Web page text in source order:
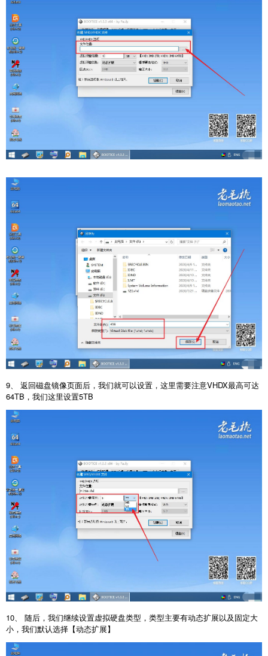
9、 返回磁盘镜像页面后，我们就可以设置，这里需要注意VHDX最高可达
64TB，我们这里设置5TB
10、 随后，我们继续设置虚拟硬盘类型，类型主要有动态扩展以及固定大
小，我们默认选择【动态扩展】